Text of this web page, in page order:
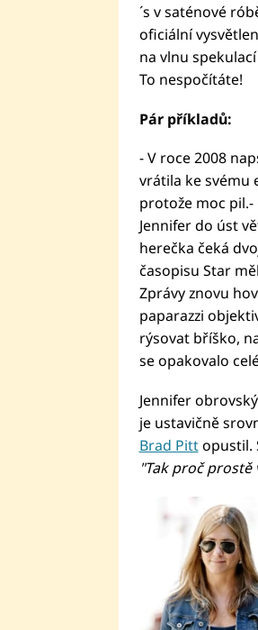
´s v saténové
oficiální
na vlnu
To nespočítáte!
Pár příkladů:
- V roce 2008
vrátila ke svému
protože moc
Jennifer do úst
herečka čeká
časopisu Star
Zprávy znovu
paparazzi
rýsovat bříško,
se opakovalo
Jennifer
je ustavičně
Brad Pittopustil.
"Tak proč